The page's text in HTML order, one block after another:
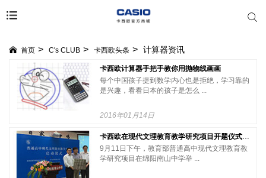
首页 C's CLUB 卡西欧头条 计算器资讯
卡西欧计算器手把手教你用抛物线画画
每个中国孩子提到数学内心也是拒绝，学习靠的
是兴趣，看看日本的孩子是怎么 ...
2016年01月14日
卡西欧在现代文理教育教学研究项目开题仪式上为绵阳南山中学捐赠教学仪器
9月11日下午，教育部普通高中现代文理教育教
学研究项目在绵阳南山中学举 ...